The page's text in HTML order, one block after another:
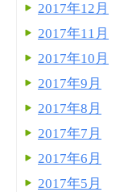
2017年12月
2017年11月
2017年10月
2017年9月
2017年8月
2017年7月
2017年6月
2017年5月